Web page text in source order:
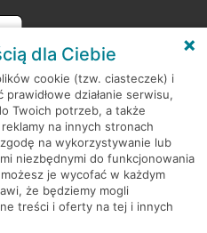
dla Ciebie
cookie (tzw. ciasteczek) i
działanie serwisu,
Twoich potrzeb, a także
na innych stronach
na wykorzystywanie lub
niezbędnymi do funkcjonowania
je wycofać w każdym
że będziemy mogli
treści i oferty na tej i innych